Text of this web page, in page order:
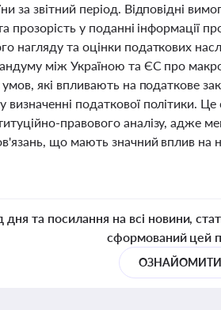
за звітний період. Відповідні
прозорість у поданні
нагляду та оцінки податкових
між Україною та ЄС про
умов, які впливають на податкове
податкової політики.
правового аналізу,
що мають значний вплив на
та посилання на всі новини,
сформований цей